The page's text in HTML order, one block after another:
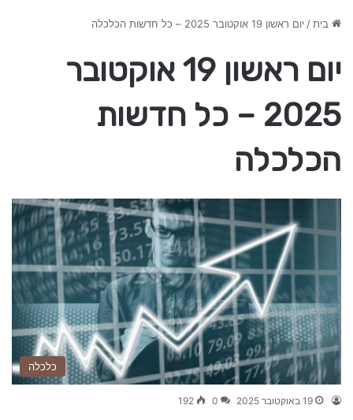
בית/יום ראשון 19 אוקטובר 2025 – כל חדשות הכלכלה
יום ראשון 19 אוקטובר
2025 – כל חדשות
הכלכלה
כלכלה
19 באוקטובר 2025 0
192